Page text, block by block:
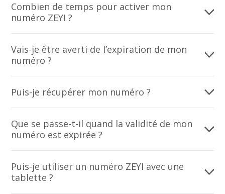
Combien de temps pour activer mon
numéro ZEYI ?
Vais-je être averti de l’expiration de mon
numéro ?
Puis-je récupérer mon numéro ?
Que se passe-t-il quand la validité de mon
numéro est expirée ?
Puis-je utiliser un numéro ZEYI avec une
tablette ?